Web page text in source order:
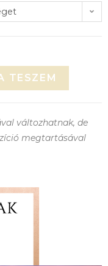
TESZEM
változhatnak, de
megtartásával